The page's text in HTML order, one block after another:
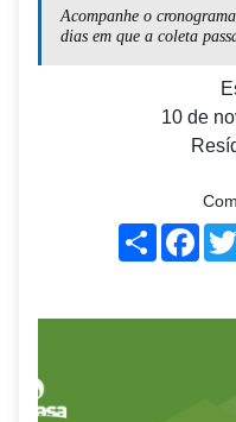
Acompanhe o
dias em que a coleta
10 de
Share